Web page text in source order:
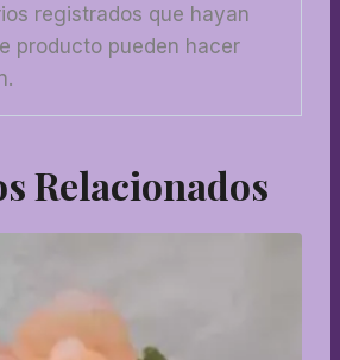
registrados que hayan
producto pueden hacer
Relacionados